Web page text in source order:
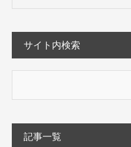
サイト内検索
記事一覧